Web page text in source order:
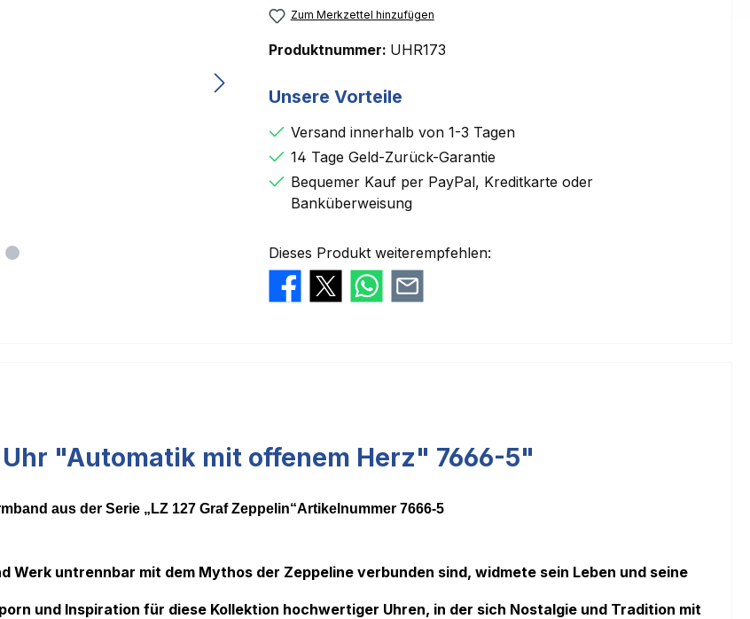
Zum Merkzettel hinzufügen
Produktnummer: UHR173
Unsere Vorteile
Versand innerhalb von 1-3 Tagen
14 Tage Geld-Zurück-Garantie
Bequemer Kauf per PayPal, Kreditkarte oder
Banküberweisung
Dieses Produkt weiterempfehlen:
"Automatik mit offenem Herz" 7666-5"
aus der Serie „LZ 127 Graf Zeppelin“Artikelnummer 7666-5
Werk untrennbar mit dem Mythos der Zeppeline verbunden sind, widmete sein Leben und seine
und Inspiration für diese Kollektion hochwertiger Uhren, in der sich Nostalgie und Tradition mit